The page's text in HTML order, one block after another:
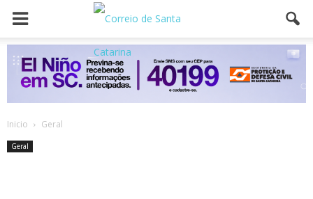
Inicio Geral
Geral